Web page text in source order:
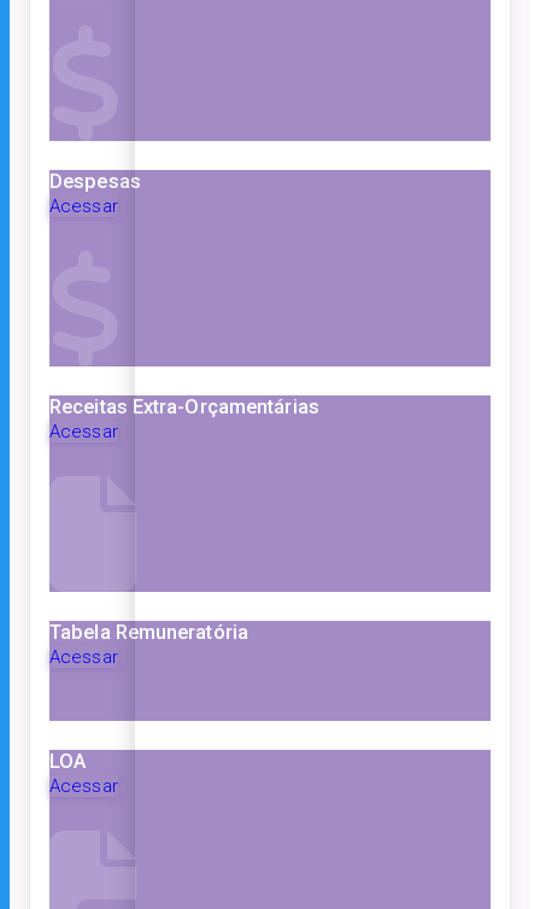
Despesas
Acessar
Receitas Extra-Orçamentárias
Acessar
Tabela Remuneratória
Acessar
LOA
Acessar